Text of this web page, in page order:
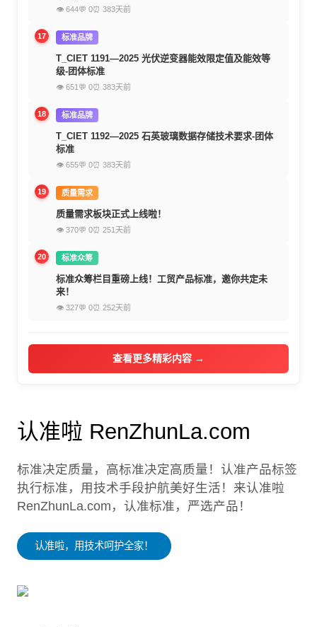
👁 644💬 0⏰ 383天前
17 标准品牌
T_CIET 1191—2025 光伏逆变器能效限定值及能效等
级-团体标准
👁 651 💬 0⏰ 383天前
18 标准品牌
T_CIET 1192—2025 石英玻璃数据存储技术要求-团体
标准
👁 655💬 0⏰ 383天前
19 质量需求
质量需求板块正式上线啦！
👁 370💬 0⏰ 251天前
20 标准众筹
标准众筹栏目重磅上线！工贸产品标准，邀你共定未
来！
👁 327💬 0⏰ 252天前
查看更多精彩内容 →
认准啦 RenZhunLa.com
标准决定质量，高标准决定高质量！认准产品标签
执行标准，用技术手段护航美好生活！来认准啦
RenZhunLa.com，认准标准，严选产品！
认准啦，用技术呵护全家！